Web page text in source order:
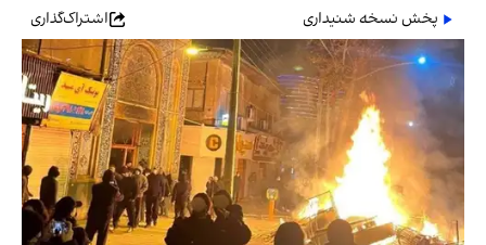
پخش نسخه شنیداری اشتراک‌گذاری